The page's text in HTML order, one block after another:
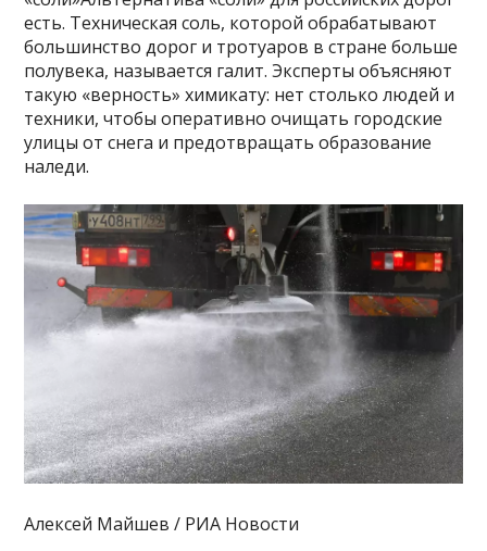
есть. Техническая соль, которой обрабатывают
большинство дорог и тротуаров в стране больше
полувека, называется галит. Эксперты объясняют
такую «верность» химикату: нет столько людей и
техники, чтобы оперативно очищать городские
улицы от снега и предотвращать образование
наледи.
Алексей Майшев / РИА Новости